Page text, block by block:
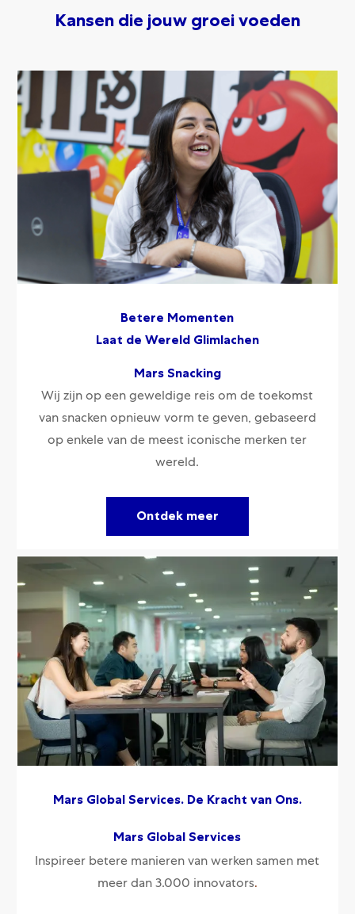
Kansen die jouw groei voeden
Betere Momenten
Laat de Wereld Glimlachen
Mars Snacking
Wij zijn op een geweldige reis om de toekomst
van snacken opnieuw vorm te geven, gebaseerd
op enkele van de meest iconische merken ter
wereld.
Ontdek meer
Mars Global Services. De Kracht van Ons.
​​​​​​​Mars Global Services
Inspireer betere manieren van werken samen met
meer dan 3.000 innovators.